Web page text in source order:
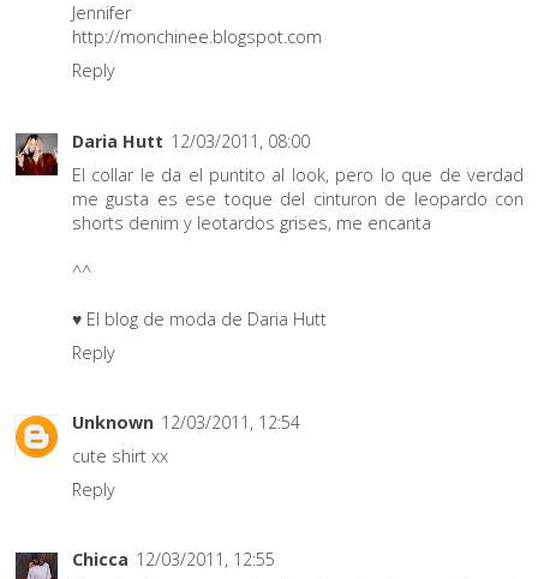
Jennifer
http://monchinee.blogspot.com
Reply
Daria Hutt 12/03/2011, 08:00
El collar le da el puntito al look, pero lo que de verdad
me gusta es ese toque del cinturon de leopardo con
shorts denim y leotardos grises, me encanta
^^
♥ El blog de moda de Daria Hutt
Reply
Unknown 12/03/2011, 12:54
cute shirt xx
Reply
Chicca 12/03/2011, 12:55